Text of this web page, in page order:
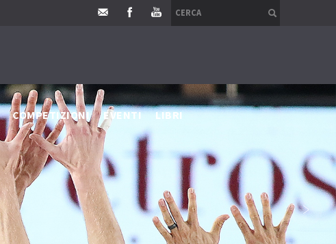
COMPETIZIONI EVENTI LIBRI
›